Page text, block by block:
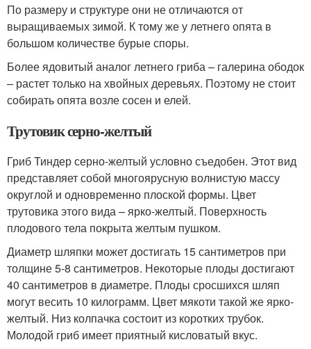
По размеру и структуре они не отличаются от
выращиваемых зимой. К тому же у летнего опята в
большом количестве бурые споры.
Более ядовитый аналог летнего гриба – галерина ободок
– растет только на хвойных деревьях. Поэтому не стоит
собирать опята возле сосен и елей.
Трутовик серно-желтый
Гриб Тиндер серно-желтый условно съедобен. Этот вид
представляет собой многоярусную волнистую массу
округлой и одновременно плоской формы. Цвет
трутовика этого вида – ярко-желтый. Поверхность
плодового тела покрыта желтым пушком.
Диаметр шляпки может достигать 15 сантиметров при
толщине 5-8 сантиметров. Некоторые плоды достигают
40 сантиметров в диаметре. Плоды сросшихся шляп
могут весить 10 килограмм. Цвет мякоти такой же ярко-
желтый. Низ колпачка состоит из коротких трубок.
Молодой гриб имеет приятный кисловатый вкус.